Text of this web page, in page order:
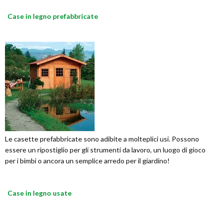
Case in legno prefabbricate
Le casette prefabbricate sono adibite a molteplici usi. Possono
essere un ripostiglio per gli strumenti da lavoro, un luogo di gioco
per i bimbi o ancora un semplice arredo per il giardino!
Case in legno usate